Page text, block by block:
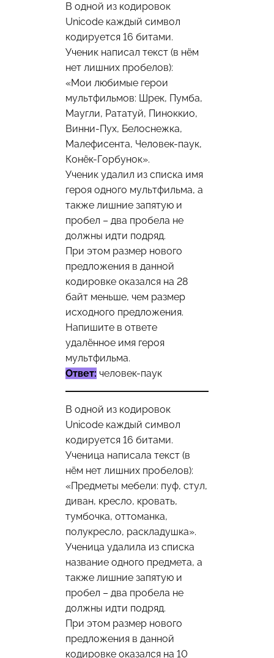
В одной из кодировок
Unicode каждый символ
кодируется 16 битами.
Ученик написал текст (в нём
нет лишних пробелов):
«Мои любимые герои
мультфильмов: Шрек, Пумба,
Маугли, Рататуй, Пиноккио,
Винни-Пух, Белоснежка,
Малефисента, Человек-паук,
Конёк-Горбунок».
Ученик удалил из списка имя
героя одного мультфильма, а
также лишние запятую и
пробел – два пробела не
должны идти подряд.
При этом размер нового
предложения в данной
кодировке оказался на 28
байт меньше, чем размер
исходного предложения.
Напишите в ответе
удалённое имя героя
мультфильма.
Ответ: человек-паук
В одной из кодировок
Unicode каждый символ
кодируется 16 битами.
Ученица написала текст (в
нём нет лишних пробелов):
«Предметы мебели: пуф, стул,
диван, кресло, кровать,
тумбочка, оттоманка,
полукресло, раскладушка».
Ученица удалила из списка
название одного предмета, а
также лишние запятую и
пробел – два пробела не
должны идти подряд.
При этом размер нового
предложения в данной
кодировке оказался на 10